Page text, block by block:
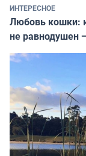
ИНТЕРЕСНОЕ
Любовь кошки:
не равнодушен